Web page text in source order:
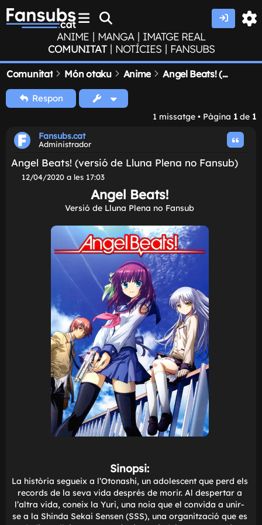
ANIME | MANGA | IMATGE REAL
COMUNITAT | NOTÍCIES | FANSUBS
Comunitat Món otaku Anime Angel Beats! (versió de Lluna Plena no Fansub)
Respon
1 missatge • Pàgina 1 de 1
Fansubs.cat
Administrador
Angel Beats! (versió de Lluna Plena no
12/04/2020 a les 17:03
Angel Beats!
Versió de Lluna Plena no Fansub
Sinopsi: